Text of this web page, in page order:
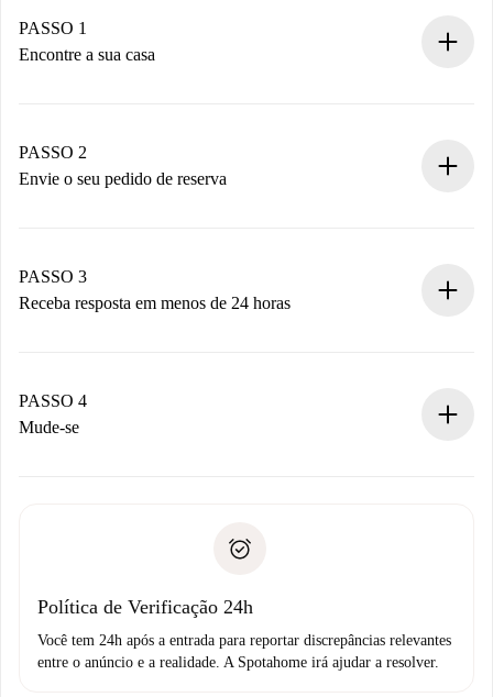
PASSO 1
Encontre a sua casa
Você tem todas as informações necessárias
antecipadamente.
PASSO 2
Envie o seu pedido de reserva
Não cobramos nada até que o proprietário confirme.
PASSO 3
Receba resposta em menos de 24 horas
proprietário.
Se recusada: não cobraremos nada e ofereceremos
Débito direto bancário
PASSO 4
Mude-se
não comunicar nenhum problema.
Política de Verificação 24h
Você tem 24h após a entrada para reportar discrepâncias relevantes
entre o anúncio e a realidade. A Spotahome irá ajudar a resolver.